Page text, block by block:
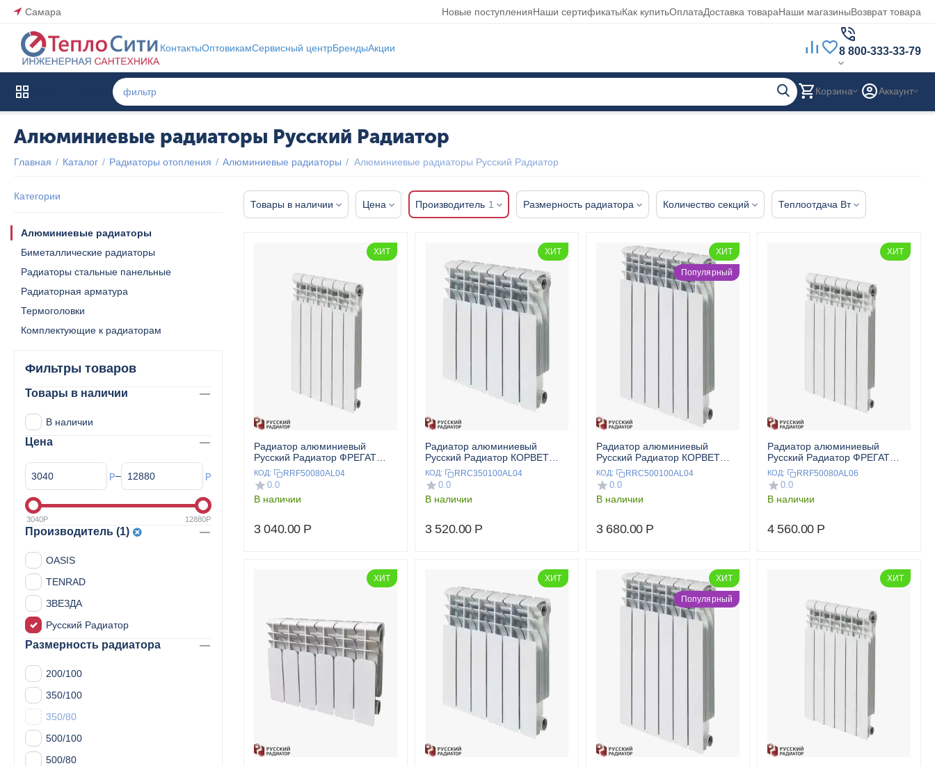
Самара Новые поступленияНаши сертификатыКак купитьОплатаДоставка товараНаши магазиныВозврат товара
КонтактыОптовикамСервисный центрБрендыАкции 8 800-333-33-79
Корзина Аккаунт
Алюминиевые радиаторы Русский Радиатор
Главная / Каталог / Радиаторы отопления / Алюминиевые радиаторы / Алюминиевые радиаторы Русский Радиатор
Товары в наличии Цена Производитель 1 Размерность радиатора Количество секций Теплоотдача Вт
ХИТ
Радиатор алюминиевый
Русский Радиатор ФРЕГАТ
500/80 4 секц.
КОД: RRF50080AL04
0.0
В наличии
3 040.00 Р
ХИТ
Радиатор алюминиевый
Русский Радиатор КОРВЕТ
350/100 4 секц.
КОД: RRC350100AL04
0.0
В наличии
3 520.00 Р
ХИТ
Популярный
Радиатор алюминиевый
Русский Радиатор КОРВЕТ
500/100 4 секц.
КОД: RRC500100AL04
0.0
В наличии
3 680.00 Р
ХИТ
Радиатор алюминиевый
Русский Радиатор ФРЕГАТ
500/80 6 секц.
КОД: RRF50080AL06
0.0
В наличии
4 560.00 Р
ХИТ ХИТ ХИТ
Популярный
ХИТ
Категории
Алюминиевые радиаторы
Биметаллические радиаторы
Радиаторы стальные панельные
Радиаторная арматура
Термоголовки
Комплектующие к радиаторам
Фильтры товаров
Товары в наличии
В наличии
Цена
Р– Р
3040Р 12880Р
Производитель (1)
OASIS
TENRAD
ЗВЕЗДА
Русский Радиатор
Размерность радиатора
200/100
350/100
350/80
500/100
500/80